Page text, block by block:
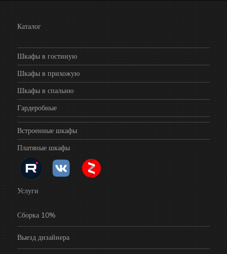
Каталог
Шкафы в гостиную
Шкафы в прихожую
Шкафы в спальню
Гардеробные
Встроенные шкафы
Платяные шкафы
Услуги
Сборка 10%
Выезд дизайнера